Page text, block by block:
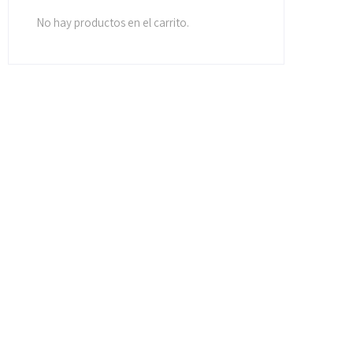
No hay productos en el carrito.